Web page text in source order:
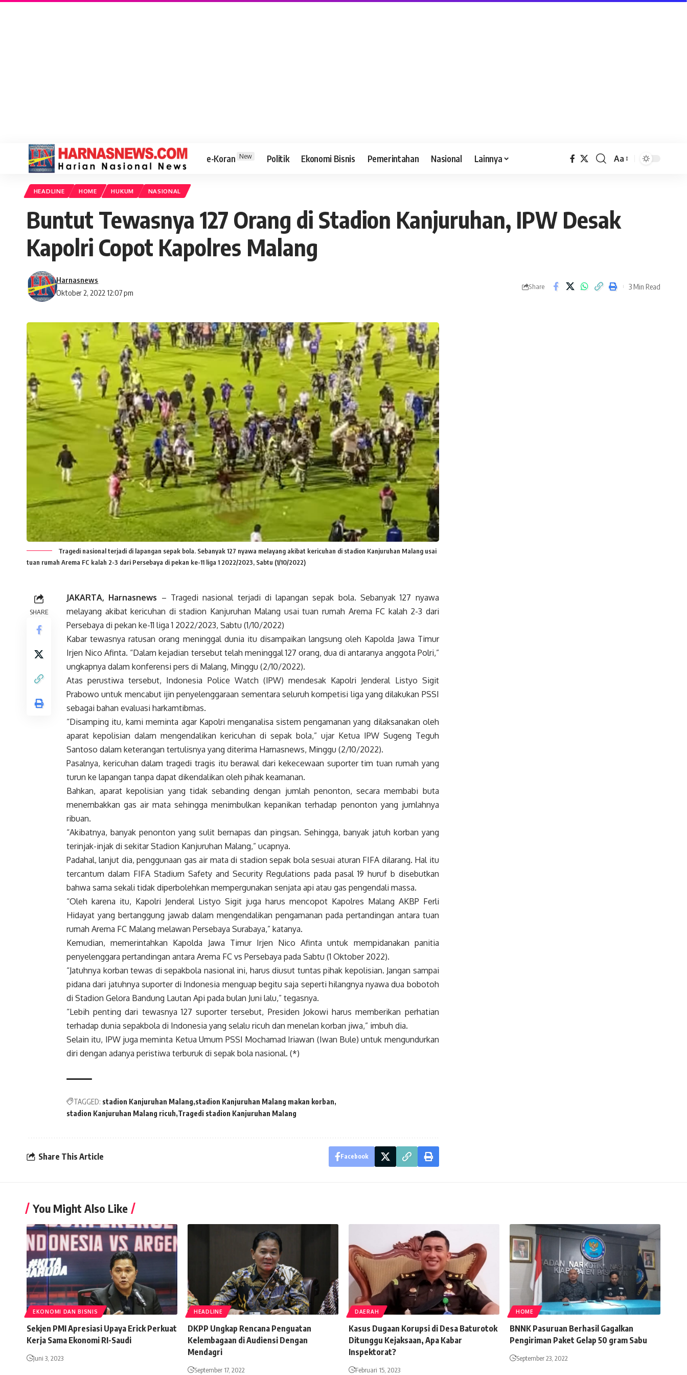
e-Koran New Politik Ekonomi Bisnis Pemerintahan Nasional Lainnya Aa
HEADLINE HOME HUKUM NASIONAL
Buntut Tewasnya 127 Orang di Stadion Kanjuruhan, IPW Desak
Kapolri Copot Kapolres Malang
Oktober 2, 2022 12:07 pm
Harnasnews
Share 3 Min Read
Tragedi nasional terjadi di lapangan sepak bola. Sebanyak 127 nyawa melayang akibat kericuhan di stadion Kanjuruhan Malang usai
tuan rumah Arema FC kalah 2-3 dari Persebaya di pekan ke-11 liga 1 2022/2023, Sabtu (1/10/2022)
SHARE
JAKARTA, Harnasnews – Tragedi nasional terjadi di lapangan sepak bola. Sebanyak 127 nyawa
melayang akibat kericuhan di stadion Kanjuruhan Malang usai tuan rumah Arema FC kalah 2-3 dari
Persebaya di pekan ke-11 liga 1 2022/2023, Sabtu (1/10/2022)
Kabar tewasnya ratusan orang meninggal dunia itu disampaikan langsung oleh Kapolda Jawa Timur
Irjen Nico Afinta. “Dalam kejadian tersebut telah meninggal 127 orang, dua di antaranya anggota Polri,”
ungkapnya dalam konferensi pers di Malang, Minggu (2/10/2022).
Atas perustiwa tersebut, Indonesia Police Watch (IPW) mendesak Kapolri Jenderal Listyo Sigit
Prabowo untuk mencabut ijin penyelenggaraan sementara seluruh kompetisi liga yang dilakukan PSSI
sebagai bahan evaluasi harkamtibmas.
“Disamping itu, kami meminta agar Kapolri menganalisa sistem pengamanan yang dilaksanakan oleh
aparat kepolisian dalam mengendalikan kericuhan di sepak bola,” ujar Ketua IPW Sugeng Teguh
Santoso dalam keterangan tertulisnya yang diterima Harnasnews, Minggu (2/10/2022).
Pasalnya, kericuhan dalam tragedi tragis itu berawal dari kekecewaan suporter tim tuan rumah yang
turun ke lapangan tanpa dapat dikendalikan oleh pihak keamanan.
Bahkan, aparat kepolisian yang tidak sebanding dengan jumlah penonton, secara membabi buta
menembakkan gas air mata sehingga menimbulkan kepanikan terhadap penonton yang jumlahnya
ribuan.
“Akibatnya, banyak penonton yang sulit bernapas dan pingsan. Sehingga, banyak jatuh korban yang
terinjak-injak di sekitar Stadion Kanjuruhan Malang,” ucapnya.
Padahal, lanjut dia, penggunaan gas air mata di stadion sepak bola sesuai aturan FIFA dilarang. Hal itu
tercantum dalam FIFA Stadium Safety and Security Regulations pada pasal 19 huruf b disebutkan
bahwa sama sekali tidak diperbolehkan mempergunakan senjata api atau gas pengendali massa.
“Oleh karena itu, Kapolri Jenderal Listyo Sigit juga harus mencopot Kapolres Malang AKBP Ferli
Hidayat yang bertanggung jawab dalam mengendalikan pengamanan pada pertandingan antara tuan
rumah Arema FC Malang melawan Persebaya Surabaya,” katanya.
Kemudian, memerintahkan Kapolda Jawa Timur Irjen Nico Afinta untuk mempidanakan panitia
penyelenggara pertandingan antara Arema FC vs Persebaya pada Sabtu (1 Oktober 2022).
“Jatuhnya korban tewas di sepakbola nasional ini, harus diusut tuntas pihak kepolisian. Jangan sampai
pidana dari jatuhnya suporter di Indonesia menguap begitu saja seperti hilangnya nyawa dua bobotoh
di Stadion Gelora Bandung Lautan Api pada bulan Juni lalu,” tegasnya.
“Lebih penting dari tewasnya 127 suporter tersebut, Presiden Jokowi harus memberikan perhatian
terhadap dunia sepakbola di Indonesia yang selalu ricuh dan menelan korban jiwa,” imbuh dia.
Selain itu, IPW juga meminta Ketua Umum PSSI Mochamad Iriawan (Iwan Bule) untuk mengundurkan
diri dengan adanya peristiwa terburuk di sepak bola nasional. (*)
TAGGED: stadion Kanjuruhan Malang stadion Kanjuruhan Malang makan korban
stadion Kanjuruhan Malang ricuh Tragedi stadion Kanjuruhan Malang
Share This Article Facebook
You Might Also Like
EKONOMI DAN BISNIS
Sekjen PMI Apresiasi Upaya Erick Perkuat
Kerja Sama Ekonomi RI-Saudi
Juni 3, 2023
HEADLINE
DKPP Ungkap Rencana Penguatan
Kelembagaan di Audiensi Dengan
Mendagri
September 17, 2022
DAERAH
Kasus Dugaan Korupsi di Desa Baturotok
Ditunggu Kejaksaan, Apa Kabar
Inspektorat?
Februari 15, 2023
HOME
BNNK Pasuruan Berhasil Gagalkan
Pengiriman Paket Gelap 50 gram Sabu
September 23, 2022